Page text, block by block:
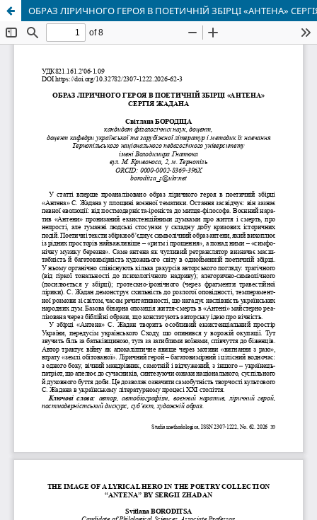
ОБРАЗ ЛІРИЧНОГО ГЕРОЯ В ПОЕТИЧНІЙ ЗБІРЦІ «АНТЕНА»